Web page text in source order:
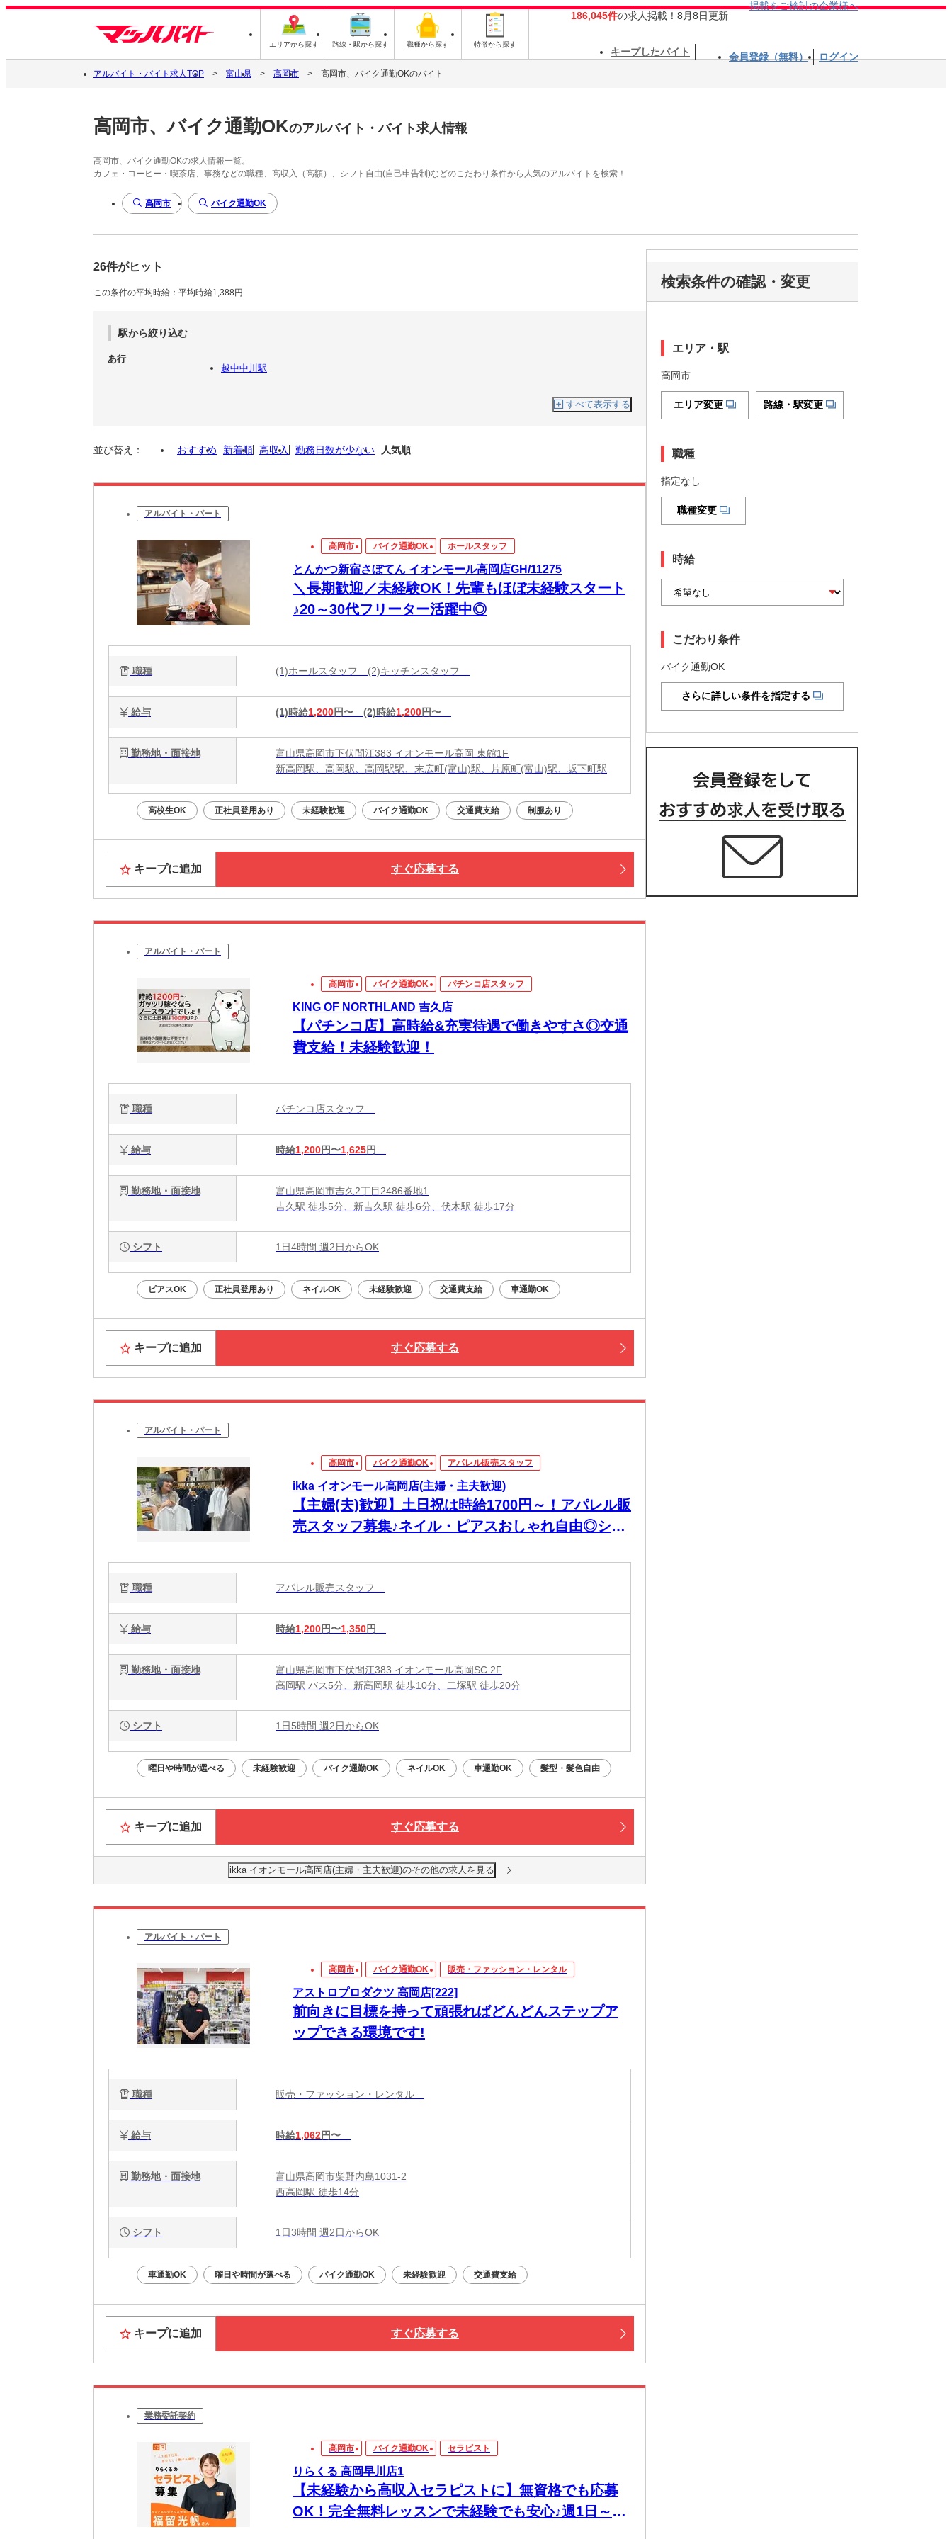
エリアから探す 路線・駅から探す 職種から探す 特徴から探す
186,045件の求人掲載！8月8日更新
掲載をご検討の企業様へ
キープしたバイト 会員登録（無料） ログイン
アルバイト・バイト求人TOP 富山県 高岡市 高岡市、バイク通勤OKのバイト
高岡市、バイク通勤OKのアルバイト・バイト求人情報
高岡市、バイク通勤OKの求人情報一覧。
カフェ・コーヒー・喫茶店、事務などの職種、高収入（高額）、シフト自由(自己申告制)などのこだわり条件から人気のアルバイトを検索！
高岡市 バイク通勤OK
26件がヒット
この条件の平均時給：平均時給1,388円
駅から絞り込む
あ行
越中中川駅
すべて表示する
並び替え： おすすめ 新着順 高収入 勤務日数が少ない 人気順
アルバイト・パート
高岡市 バイク通勤OK ホールスタッフ
とんかつ新宿さぼてん イオンモール高岡店GH/11275
＼長期歓迎／未経験OK！先輩もほぼ未経験スタート
♪20～30代フリーター活躍中◎
職種 (1)ホールスタッフ (2)キッチンスタッフ
給与 (1)時給1,200円〜 (2)時給1,200円〜
勤務地・面接地
富山県高岡市下伏間江383 イオンモール高岡 東館1F
新高岡駅、高岡駅、高岡駅駅、末広町(富山)駅、片原町(富山)駅、坂下町駅
高校生OK 正社員登用あり 未経験歓迎 バイク通勤OK 交通費支給 制服あり
キープに追加 すぐ応募する
アルバイト・パート
高岡市 バイク通勤OK パチンコ店スタッフ
KING OF NORTHLAND 吉久店
【パチンコ店】高時給&充実待遇で働きやすさ◎交通
費支給！未経験歓迎！
職種 パチンコ店スタッフ
給与 時給1,200円〜1,625円
勤務地・面接地
富山県高岡市吉久2丁目2486番地1
吉久駅 徒歩5分、新吉久駅 徒歩6分、伏木駅 徒歩17分
シフト 1日4時間 週2日からOK
ピアスOK 正社員登用あり ネイルOK 未経験歓迎 交通費支給 車通勤OK
キープに追加 すぐ応募する
アルバイト・パート
高岡市 バイク通勤OK アパレル販売スタッフ
ikka イオンモール高岡店(主婦・主夫歓迎)
【主婦(夫)歓迎】土日祝は時給1700円～！アパレル販
売スタッフ募集♪ネイル・ピアスおしゃれ自由◎シフ
職種 アパレル販売スタッフ
給与 時給1,200円〜1,350円
勤務地・面接地
富山県高岡市下伏間江383 イオンモール高岡SC 2F
高岡駅 バス5分、新高岡駅 徒歩10分、二塚駅 徒歩20分
シフト 1日5時間 週2日からOK
曜日や時間が選べる 未経験歓迎 バイク通勤OK ネイルOK 車通勤OK 髪型・髪色自由
キープに追加 すぐ応募する
ikka イオンモール高岡店(主婦・主夫歓迎)のその他の求人を見る
アルバイト・パート
高岡市 バイク通勤OK 販売・ファッション・レンタル
アストロプロダクツ 高岡店[222]
前向きに目標を持って頑張ればどんどんステップア
ップできる環境です!
職種 販売・ファッション・レンタル
給与 時給1,062円〜
勤務地・面接地
富山県高岡市柴野内島1031-2
西高岡駅 徒歩14分
シフト 1日3時間 週2日からOK
車通勤OK 曜日や時間が選べる バイク通勤OK 未経験歓迎 交通費支給
キープに追加 すぐ応募する
業務委託契約
高岡市 バイク通勤OK セラピスト
りらくる 高岡早川店1
【未経験から高収入セラピストに】無資格でも応募
OK！完全無料レッスンで未経験でも安心♪週1日～1
検索条件の確認・変更
エリア・駅
高岡市
エリア変更 路線・駅変更
職種
指定なし
職種変更
時給
こだわり条件
バイク通勤OK
さらに詳しい条件を指定する